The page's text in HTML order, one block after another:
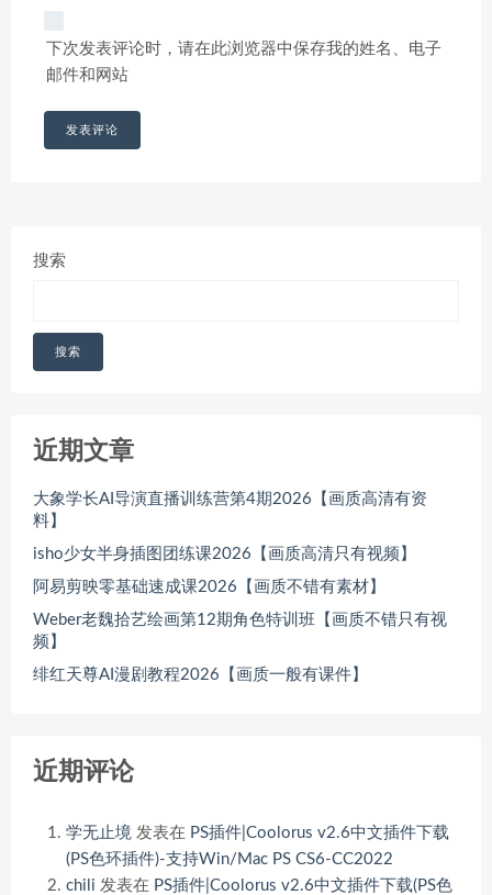
下次发表评论时，请在此浏览器中保存我的姓名、电子
邮件和网站
搜索
搜索
近期文章
大象学长AI导演直播训练营第4期2026【画质高清有资
料】
isho少女半身插图团练课2026【画质高清只有视频】
阿易剪映零基础速成课2026【画质不错有素材】
Weber老魏拾艺绘画第12期角色特训班【画质不错只有视
频】
绯红天尊AI漫剧教程2026【画质一般有课件】
近期评论
学无止境 发表在 PS插件|Coolorus v2.6中文插件下载
(PS色环插件)-支持Win/Mac PS CS6-CC2022
chili 发表在 PS插件|Coolorus v2.6中文插件下载(PS色